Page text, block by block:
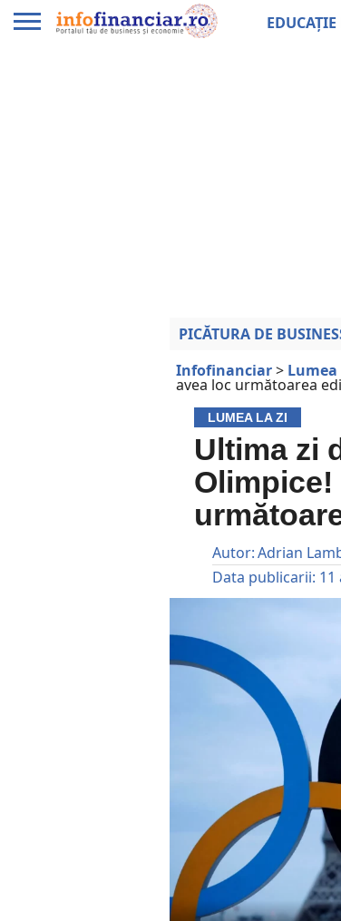
PICĂTURA DE
Infofinanciar> Lumea
avea loc următoarea
LUMEA LA ZI
Ultima zi
Olimpice!
Autor:Adrian
Data publicarii: 11